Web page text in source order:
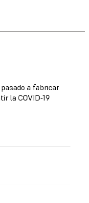
a fabricar
la COVID-19